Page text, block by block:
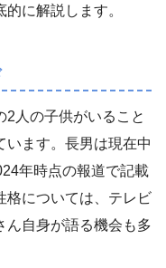
に解説します。
2人の子供がいること
います。長男は現在中
年時点の報道で記載
格については、テレビ
ん自身が語る機会も多